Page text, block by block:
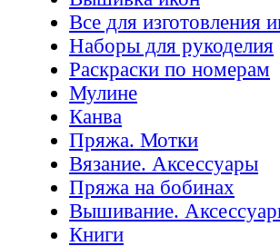
Все для изготовления
Наборы для рукоделия
Раскраски по номерам
Мулине
Канва
Пряжа. Мотки
Вязание. Аксессуары
Пряжа на бобинах
Вышивание.
Книги